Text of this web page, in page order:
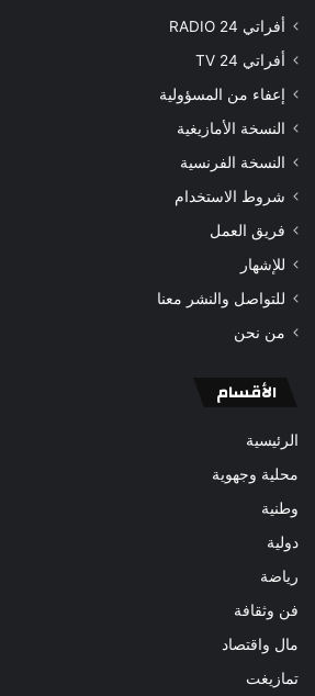
أفراتي 24 RADIO
أفراتي 24 TV
إعفاء من المسؤولية
النسخة الأمازيغية
النسخة الفرنسية
شروط الاستخدام
فريق العمل
للإشهار
للتواصل والنشر معنا
من نحن
الأقسام
الرئيسية
محلية وجهوية
وطنية
دولية
رياضة
فن وثقافة
مال واقتصاد
تمازيغت